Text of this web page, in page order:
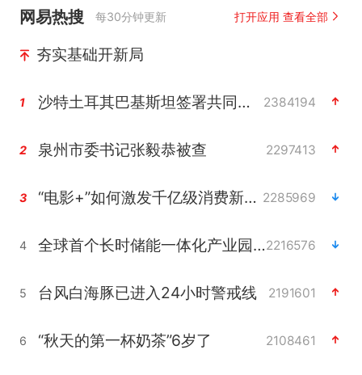
网易热搜 每30分钟更新 打开应用 查看全部
夯实基础开新局
1 沙特土耳其巴基斯坦签署共同防务协议 2384194
2 泉州市委书记张毅恭被查 2297413
3 “电影+”如何激发千亿级消费新活力？ 2285969
4 全球首个长时储能一体化产业园量产2216576
5 台风白海豚已进入24小时警戒线 2191601
6 “秋天的第一杯奶茶”6岁了 2108461